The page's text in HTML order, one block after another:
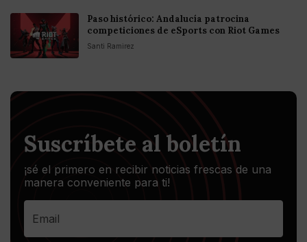
Paso histórico: Andalucía patrocina
competiciones de eSports con Riot Games
Santi Ramirez
Suscríbete al boletín
¡sé el primero en recibir noticias frescas de una
manera conveniente para ti!